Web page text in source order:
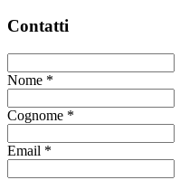
Contatti
Nome *
Cognome *
Email *